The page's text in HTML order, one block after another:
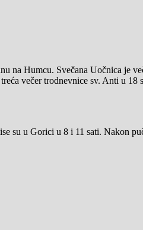
na Humcu. Svečana Uočnica je
večer trodnevnice sv. Anti u
su u Gorici u 8 i 11 sati. Nakon